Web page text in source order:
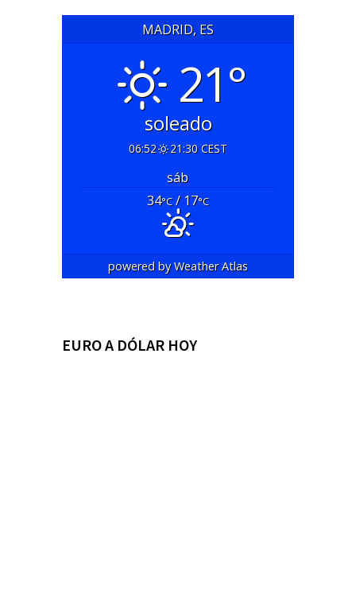
MADRID, ES
21°
soleado
06:52 21:30 CEST
sáb
34°C/ 17°C
powered byWeather Atlas
EURO A DÓLAR HOY